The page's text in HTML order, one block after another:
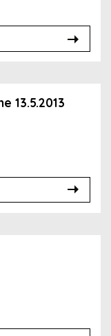
13.5.2013